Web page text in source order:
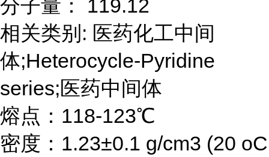
分子量： 119.12
相关类别: 医药化工中间
体;Heterocycle-Pyridine
series;医药中间体
熔点：118-123℃
密度：1.23±0.1 g/cm3 (20 oC